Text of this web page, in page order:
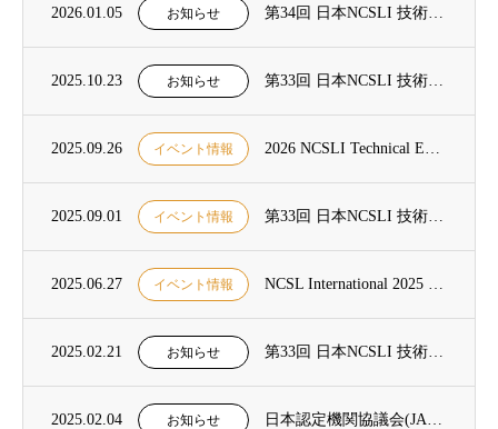
2026.01.05 お知らせ
2025.10.23 お知らせ
2025.09.26 イベント情報
2025.09.01 イベント情報
2025.06.27 イベント情報
2025.02.21 お知らせ
2025.02.04 お知らせ